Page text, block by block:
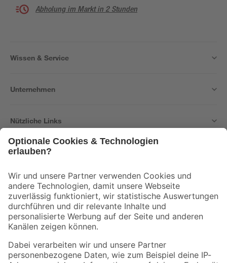
Abholung im Markt in 2 Stunden
Wissen & Service
Unternehmen
Nützliche Links
Der toom Newsletter: Keine Angebote und Aktionen mehr verpassen!
Zur Newsletter Anmeldung
Folge uns